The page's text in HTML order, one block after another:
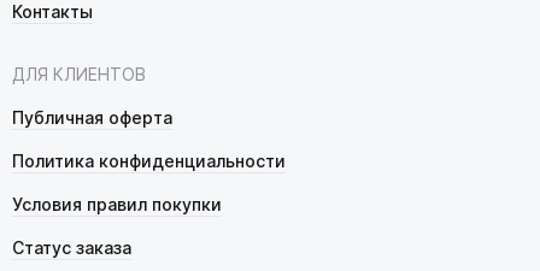
Контакты
ДЛЯ КЛИЕНТОВ
Публичная оферта
Политика конфиденциальности
Условия правил покупки
Статус заказа